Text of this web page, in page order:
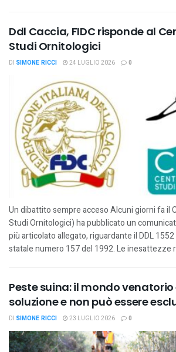
Ddl Caccia, FIDC risponde al
Studi Ornitologici
DI SIMONE RICCI 24 LUGLIO 2026 0
Un dibattito sempre acceso Alcuni giorni fa il
Studi Ornitologici) ha pubblicato un
più articolato allegato, riguardante il DDL
statale numero 157 del 1992. Le inesattezze
Peste suina: il mondo
soluzione e non può essere
DI SIMONE RICCI 23 LUGLIO 2026 0